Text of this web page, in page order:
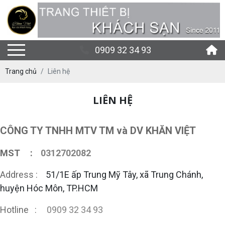
0909 32 34 93
Trang chủ Liên hệ
LIÊN HỆ
CÔNG TY TNHH MTV TM và DV KHĂN VIỆT
MST : 0312702082
Address :
51/1E ấp Trung Mỹ Tây, xã Trung Chánh,
huyện Hóc Môn, TP.HCM
Hotline : 0909 32 34 93